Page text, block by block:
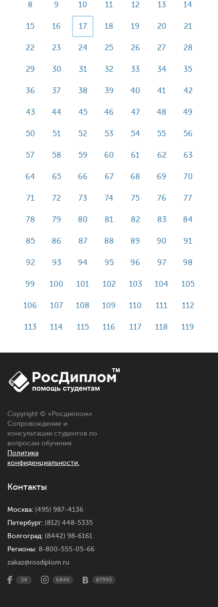
8 9 10 11 12 13 14
15 16 17 18 19 20 21
22 23 24 25 26 27 28
29 30 31 32 33 34 35
36 37 38 39 40 41 42
43 44 45 46 47 48 49
50 51 52 53 54 55 56
57 58 59 60 61 62 63
64 65 66 67 68 69 70
71 72 73 74 75 76 77
78 79 80 81 82 83 84
85 86 87 88 89 90 91
92 93 94 95 96 97 98
99 100 101 102 103 104 105
106 107 108 109 110 111 112
113 114 115 116 117 118 119
Copyright © « Росдиплом»
Сопровождение и
консультации студентов по
вопросам обучения.
Политика
конфиденциальности.
Контакты
Москва: (495) 987-4136
Петербург: (812) 448-5335
Волгоград: (8442) 98-6161
Регионы: 8-800-555-05-66
zakaz@rosdiplom.ru
24 6846 87995